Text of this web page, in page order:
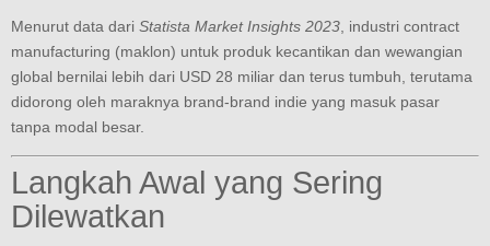
Menurut data dari Statista Market Insights 2023 , industri contract
manufacturing (maklon) untuk produk kecantikan dan wewangian
global bernilai lebih dari USD 28 miliar dan terus tumbuh, terutama
didorong oleh maraknya brand-brand indie yang masuk pasar
tanpa modal besar.
Langkah Awal yang Sering
Dilewatkan